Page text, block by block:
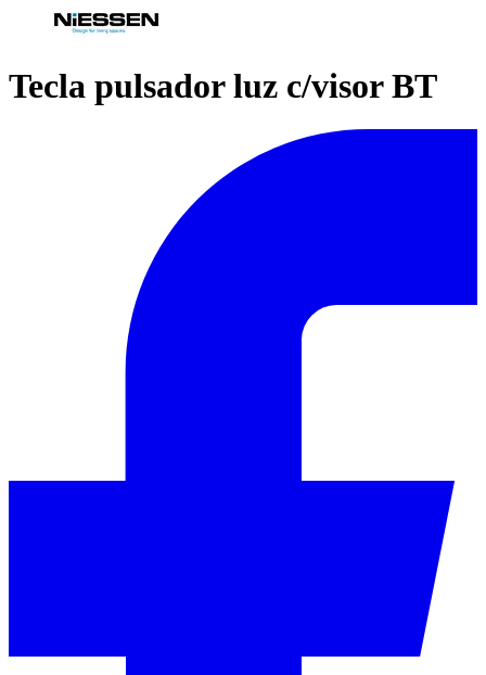
Tecla pulsador luz c/visor BT